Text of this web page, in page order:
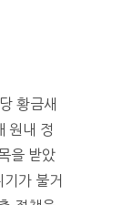
황금새
원내 정
을 받았
가 불거